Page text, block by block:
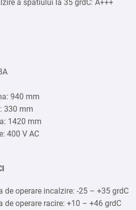
a spatiului la 35 grdC: A+++
940 mm
330 mm
1420 mm
400 V AC
de operare incalzire: -25 – +35 grdC
de operare racire: +10 – +46 grdC